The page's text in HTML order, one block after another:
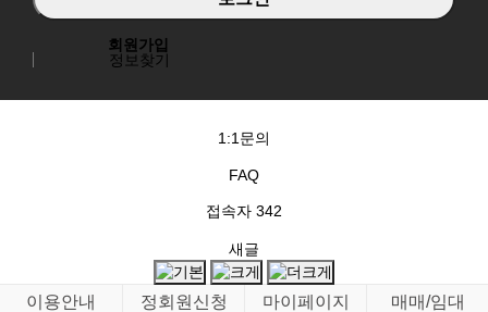
회원가입
정보찾기
1:1문의
FAQ
접속자 342
새글
이용안내 정회원신청 마이페이지
매매/임대